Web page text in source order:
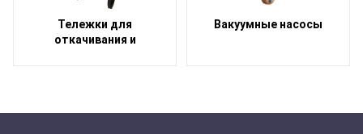
Тележки для
откачивания и
Вакуумные насосы